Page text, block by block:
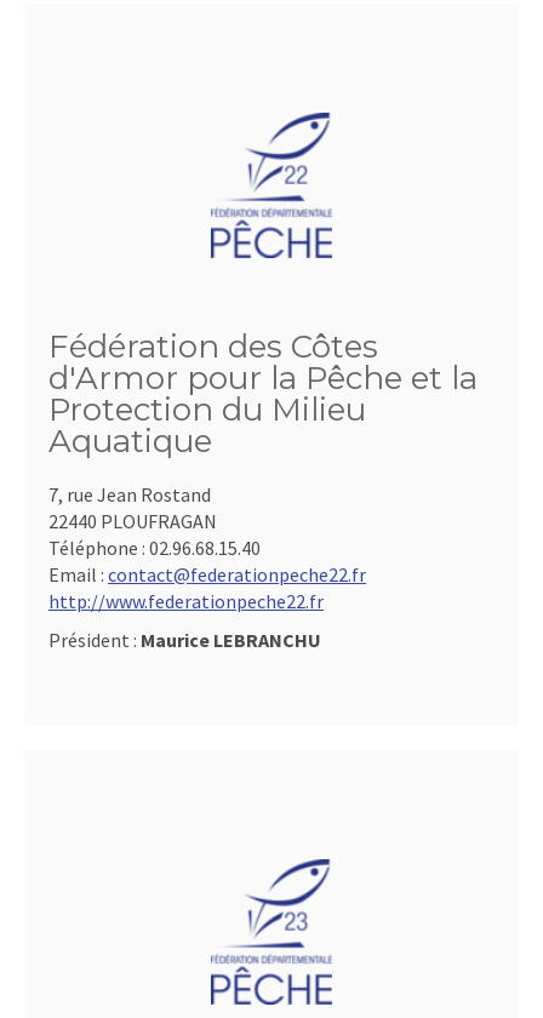
Fédération des Côtes
d'Armor pour la Pêche et la
Protection du Milieu
Aquatique
7, rue Jean Rostand
22440 PLOUFRAGAN
Téléphone : 02.96.68.15.40
Email : contact@federationpeche22.fr
http://www.federationpeche22.fr
Président : Maurice LEBRANCHU